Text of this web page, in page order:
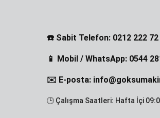
☎️ Sabit Telefon: 0212 222 72
📱 Mobil / WhatsApp: 0544
✉️ E-posta:
🕒 Çalışma Saatleri: Hafta İçi